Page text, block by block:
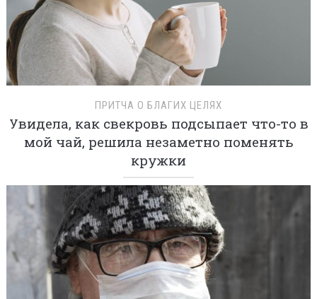
ПРИТЧА О БЛАГИХ ЦЕЛЯХ
Увидела, как свекровь подсыпает что-то в
мой чай, решила незаметно поменять
кружки